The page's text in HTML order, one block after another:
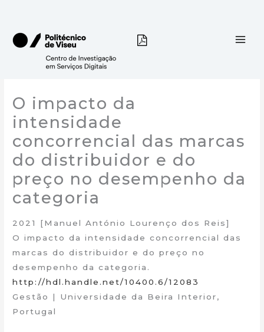
content
O impacto da
intensidade
concorrencial das marcas
do distribuidor e do
preço no desempenho da
categoria
2021 [Manuel António Lourenço dos Reis]
O impacto da intensidade concorrencial das
marcas do distribuidor e do preço no
desempenho da categoria.
http://hdl.handle.net/10400.6/12083
Gestão | Universidade da Beira Interior,
Portugal